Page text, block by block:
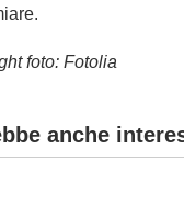
foto: Fotolia
anche